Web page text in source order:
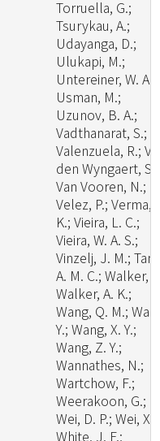
Torruella, G.;
Tsurykau, A.;
Udayanga, D.;
Ulukapi, M.;
Untereiner, W. A.;
Usman, M.;
Uzunov, B. A.;
Vadthanarat, S.;
Valenzuela, R.;
den Wyngaert, S.;
Van Vooren, N.;
Velez, P.; Verma,
K.; Vieira, L. C.;
Vieira, W. A. S.;
Vinzelj, J. M.;
A. M. C.; Walker,
Walker, A. K.;
Wang, Q. M.;
Y.; Wang, X. Y.;
Wang, Z. Y.;
Wannathes, N.;
Wartchow, F.;
Weerakoon, G.;
Wei, D. P.; Wei, X.;
White, J. F.;